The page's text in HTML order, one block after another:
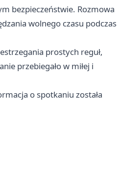
bezpieczeństwie. Rozmowa
wolnego czasu podczas
prostych reguł,
przebiegało w miłej i
o spotkaniu została